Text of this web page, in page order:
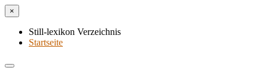
×
Still-lexikon Verzeichnis
Startseite